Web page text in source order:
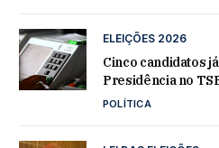
ELEIÇÕES 2026
Cinco candidatos
Presidência no
POLÍTICA